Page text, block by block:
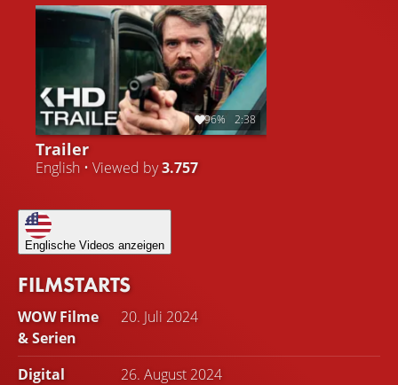
96% 2:38
Trailer
English • Viewed by3.757
Englische Videos anzeigen
FILMSTARTS
WOW Filme
& Serien
20. Juli 2024
Digital 26. August 2024